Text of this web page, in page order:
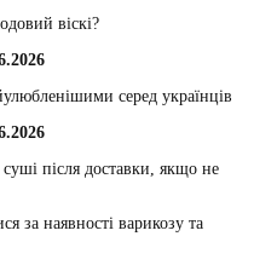
віскі?
серед українців
після доставки, якщо не
за наявності варикозу та